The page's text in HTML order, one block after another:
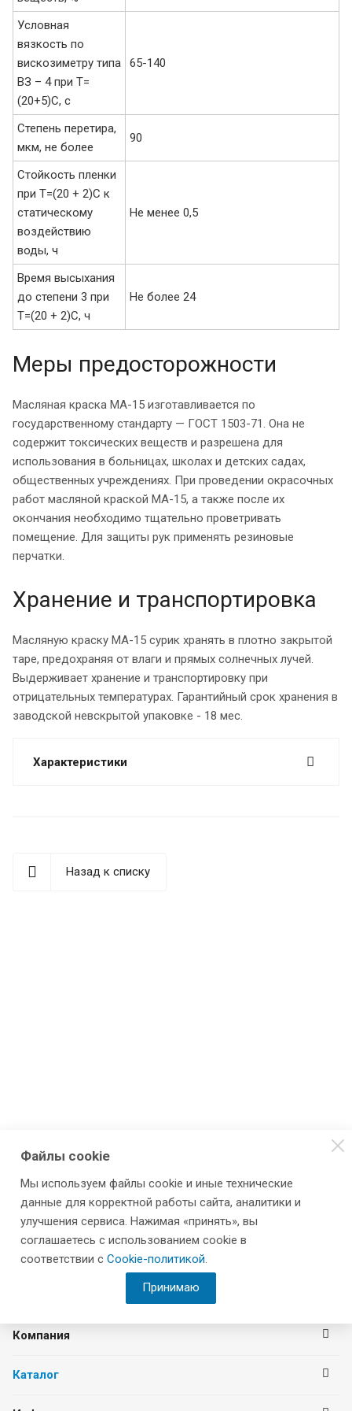
Условная
вязкость по
вискозиметру типа
ВЗ – 4 при Т=
(20+5)С, с
65-140
Степень перетира,
мкм, не более
90
Стойкость пленки
при Т=(20 + 2)С к
статическому
воздействию
воды, ч
Не менее 0,5
Время высыхания
до степени 3 при
Т=(20 + 2)С, ч
Не более 24
Меры предосторожности
Масляная краска МА-15 изготавливается по
государственному стандарту — ГОСТ 1503-71. Она не
содержит токсических веществ и разрешена для
использования в больницах, школах и детских садах,
общественных учреждениях. При проведении окрасочных
работ масляной краской МА-15, а также после их
окончания необходимо тщательно проветривать
помещение. Для защиты рук применять резиновые
перчатки.
Хранение и транспортировка
Масляную краску МА-15 сурик хранять в плотно закрытой
таре, предохраняя от влаги и прямых солнечных лучей.
Выдерживает хранение и транспортировку при
отрицательных температурах. Гарантийный срок хранения в
заводской невскрытой упаковке - 18 мес.
Характеристики
Назад к списку
Компания
Каталог
Файлы cookie
Мы используем файлы cookie и иные технические
данные для корректной работы сайта, аналитики и
улучшения сервиса. Нажимая «принять», вы
соглашаетесь с использованием cookie в
соответствии с Cookie-политикой.
Принимаю